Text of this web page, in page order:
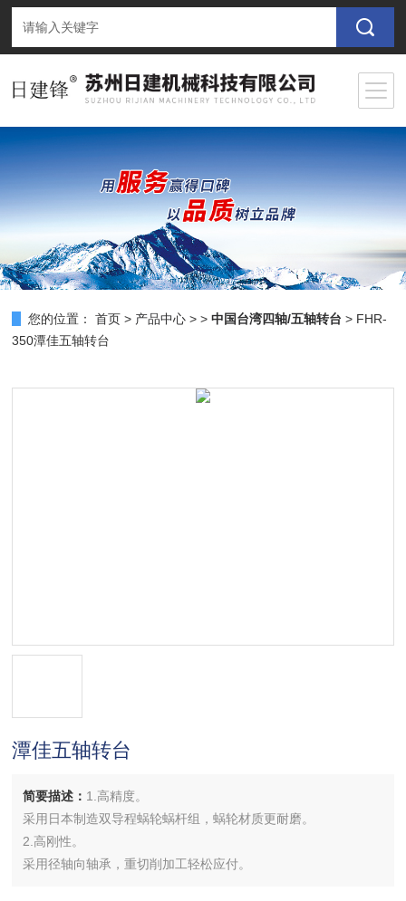
您的位置： 首页 > 产品中心 > >中国台湾四轴/五轴转台 > FHR-
350潭佳五轴转台
潭佳五轴转台
简要描述： 1.高精度。
采用日本制造双导程蜗轮蜗杆组，蜗轮材质更耐磨。
2.高刚性。
采用径轴向轴承，重切削加工轻松应付。